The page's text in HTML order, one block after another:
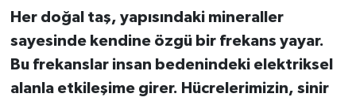
Her doğal taş, yapısındaki mineraller
sayesinde kendine özgü bir frekans yayar.
Bu frekanslar insan bedenindeki elektriksel
alanla etkileşime girer. Hücrelerimizin, sinir
TEKNOLOJİ
TİCARET
YAŞAM